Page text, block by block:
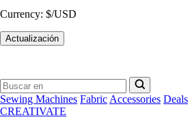
Currency: $/USD
Actualización
Sewing Machines Fabric Accessories Deals
CREATIVATE